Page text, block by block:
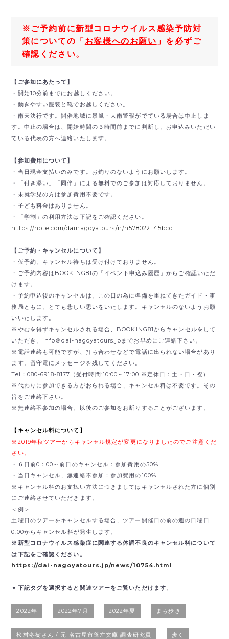
※ご予約前に新型コロナウイルス感染予防対
策についての「 お客様へのお願い 」を必ずご
確認ください。
【ご参加にあたって】
・開始10分前までにお越しください。
・動きやすい服装と靴でお越しください。
・雨天決行です。開催地域に暴風・大雨警報がでている場合は中止しま
す。中止の場合は、開始時間の３時間前までに判断し、お申込みいただい
ている代表の方へ連絡いたします。
【参加費用について】
・当日現金支払いのみです。 お釣りのないようにお願いします。
・「付き添い」「同伴」による無料でのご参加は対応しておりません。
・未就学児の方は参加費用不要です。
・子ども料金はありません。
・「学割」の利用方法は下記をご確認ください。
https://note.com/dainagoyatours/n/n578022145bcd
【ご予約・キャンセルについて】
・仮予約、キャンセル待ちは受け付けておりません。
・ご予約内容はBOOKING81の「イベント申込み履歴」からご確認いただ
けます。
・予約申込後のキャンセルは、この日の為に準備を重ねてきたガイド・事
務局ともに、とても悲しい思いをいたします。キャンセルのないようお願
いいたします。
※やむを得ずキャンセルされる場合、BOOKING81からキャンセルをして
いただき、 info＠dai-nagoyatours.jpまでお早めにご連絡下さい。
※電話連絡も可能ですが、打ち合わせなどで電話に出られない場合があり
ます。留守電にメッセージを残してください。
Tel：080-6918-8177（受付時間:10:00～17:00 ※定休日：土・日・祝）
※代わりに参加できる方がおられる場合、キャンセル料は不要です。その
旨をご連絡下さい。
※無連絡不参加の場合、以後のご参加をお断りすることがございます。
【キャンセル料について】
※2019年秋ツアーからキャンセル規定が変更になりましたのでご注意くだ
さい。
・６日前0：00～前日のキャンセル：参加費用の50%
・当日キャンセル、無連絡不参加：参加費用の100%
※キャンセル料のお支払い方法につきましてはキャンセルされた方に個別
にご連絡させていただきます。
＜例＞
土曜日のツアーをキャンセルする場合、ツアー開催日の前の週の日曜日
0:00からキャンセル料が発生します。
※新型コロナウイルス感染症に関連する体調不良のキャンセル料について
は下記をご確認ください。
https://dai-nagoyatours.jp/news/10754.html
▼下記タグを選択すると関連ツアーをご覧いただけます。
2022年 2022年7月 2022年夏 まち歩き
松村冬樹さん / 元 名古屋市蓬左文庫 調査研究員 歩く